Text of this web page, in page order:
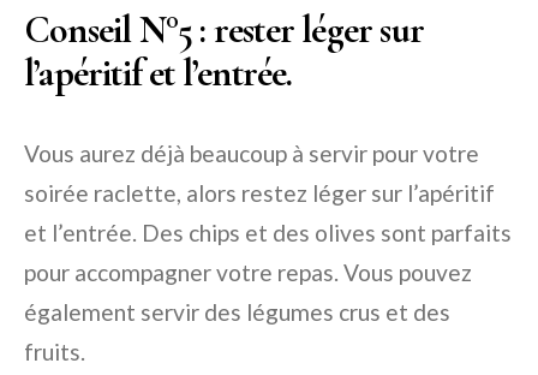
Conseil N°5: rester léger sur
l’apéritif et l’entrée.
Vous aurez déjà beaucoup à servir pour votre
soirée raclette, alors restez léger sur l’apéritif
et l’entrée. Des chips et des olives sont parfaits
pour accompagner votre repas. Vous pouvez
également servir des légumes crus et des
fruits.